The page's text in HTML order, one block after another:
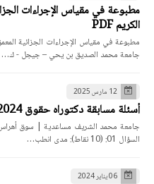
مطبوعة في مقياس الإجراءات
الكريم PDF
جامعة محمد الصديق بن يحي – جيجل - ك…
12 مارس 2025
أسئلة مسابقة دكتوراه حقوق 2024-2025
جامعة محمد الشريف مساعدية | سوق أهراس -
السؤال 01: (10 نقاط): مدى انطب…
06 يناير 2024